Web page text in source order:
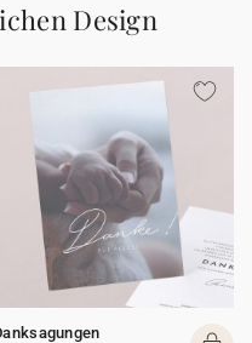
Design